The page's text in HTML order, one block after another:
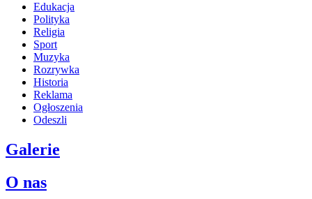
Edukacja
Polityka
Religia
Sport
Muzyka
Rozrywka
Historia
Reklama
Ogłoszenia
Odeszli
Galerie
O nas